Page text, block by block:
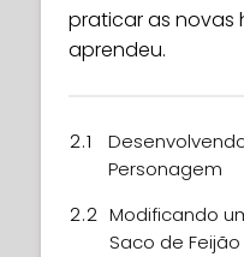
praticar as novas
aprendeu.
2.1
Personagem
2.2 Modificando
Saco de Feijão